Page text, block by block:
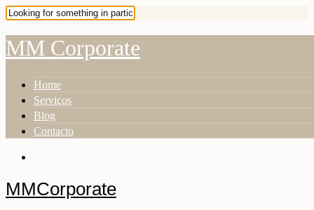
MM Corporate
Home
Serviços
Blog
Contacto
MMCorporate